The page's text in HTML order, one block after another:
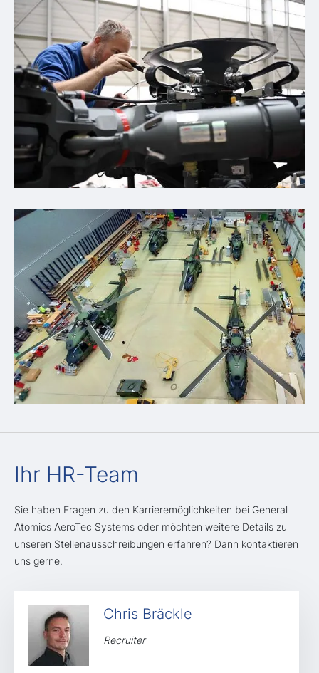
Ihr HR-Team
Sie haben Fragen zu den Karrieremöglichkeiten bei General
Atomics AeroTec Systems oder möchten weitere Details zu
unseren Stellenausschreibungen erfahren? Dann kontaktieren
uns gerne.​
Chris Bräckle
Recruiter